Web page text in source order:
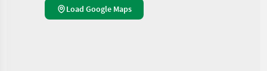
Load Google Maps